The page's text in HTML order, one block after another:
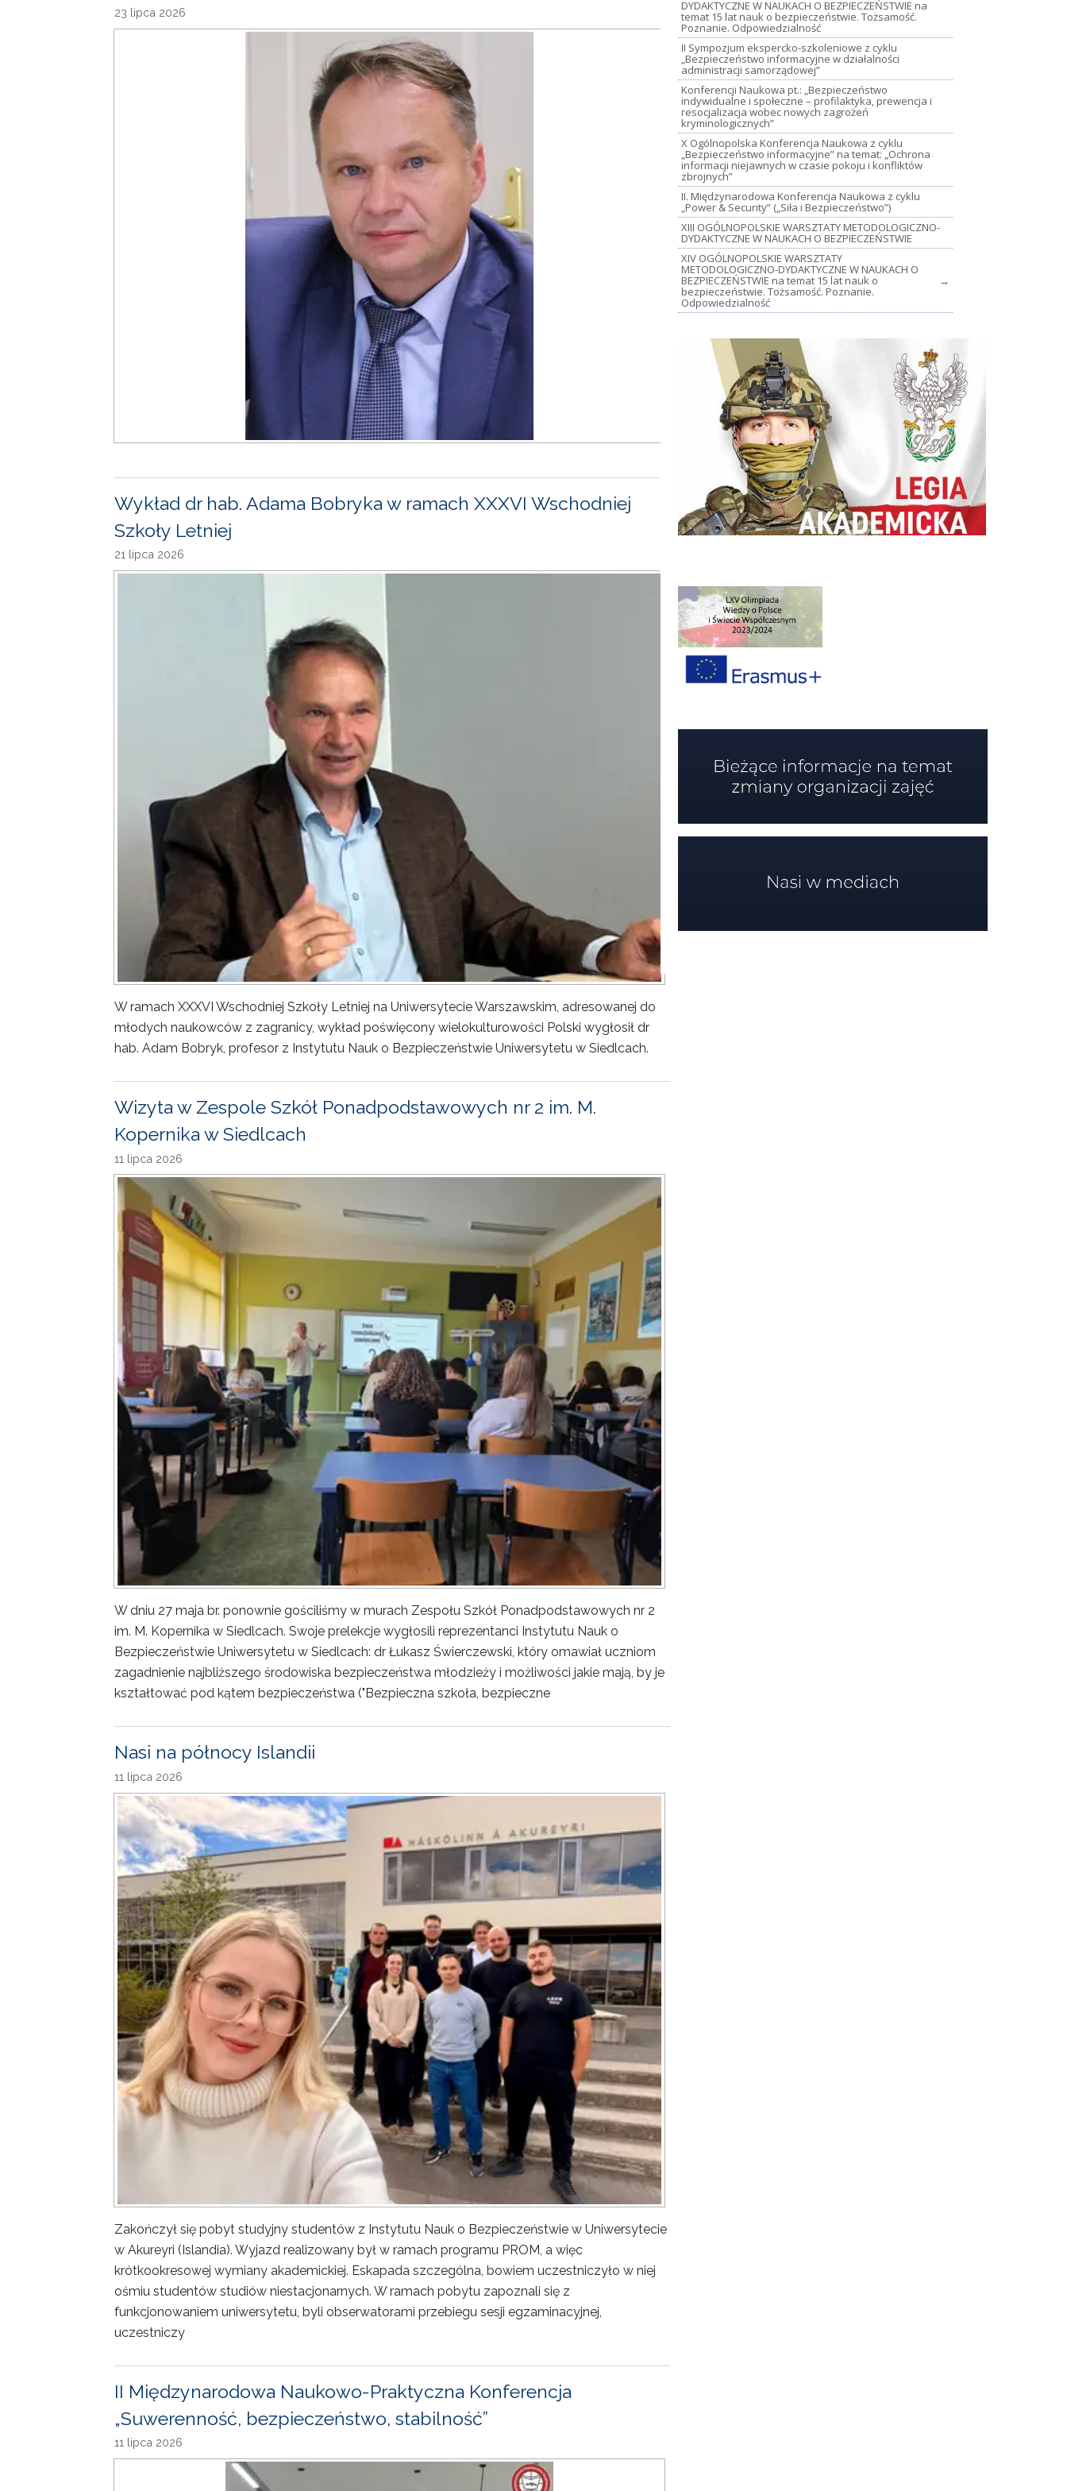
23 lipca 2026
Wykład dr hab. Adama Bobryka w ramach XXXVI Wschodniej
Szkoły Letniej
21 lipca 2026
W ramach XXXVI Wschodniej Szkoły Letniej na Uniwersytecie Warszawskim, adresowanej do
młodych naukowców z zagranicy, wykład poświęcony wielokulturowości Polski wygłosił dr
hab. Adam Bobryk, profesor z Instytutu Nauk o Bezpieczeństwie Uniwersytetu w Siedlcach.
Wizyta w Zespole Szkół Ponadpodstawowych nr 2 im. M.
Kopernika w Siedlcach
11 lipca 2026
W dniu 27 maja br. ponownie gościliśmy w murach Zespołu Szkół Ponadpodstawowych nr 2
im. M. Kopernika w Siedlcach. Swoje prelekcje wygłosili reprezentanci Instytutu Nauk o
Bezpieczeństwie Uniwersytetu w Siedlcach: dr Łukasz Świerczewski, który omawiał uczniom
zagadnienie najbliższego środowiska bezpieczeństwa młodzieży i możliwości jakie mają, by je
kształtować pod kątem bezpieczeństwa ("Bezpieczna szkoła, bezpieczne
Nasi na północy Islandii
11 lipca 2026
Zakończył się pobyt studyjny studentów z Instytutu Nauk o Bezpieczeństwie w Uniwersytecie
w Akureyri (Islandia). Wyjazd realizowany był w ramach programu PROM, a więc
krótkookresowej wymiany akademickiej. Eskapada szczególna, bowiem uczestniczyło w niej
ośmiu studentów studiów niestacjonarnych. W ramach pobytu zapoznali się z
funkcjonowaniem uniwersytetu, byli obserwatorami przebiegu sesji egzaminacyjnej,
uczestniczy
II Międzynarodowa Naukowo-Praktyczna Konferencja
„Suwerenność, bezpieczeństwo, stabilność”
11 lipca 2026
DYDAKTYCZNE W NAUKACH O BEZPIECZEŃSTWIE na
temat 15 lat nauk o bezpieczeństwie. Tożsamość.
Poznanie. Odpowiedzialność
II Sympozjum ekspercko-szkoleniowe z cyklu
„Bezpieczeństwo informacyjne w działalności
administracji samorządowej”
Konferencji Naukowa pt.: „Bezpieczeństwo
indywidualne i społeczne – profilaktyka, prewencja i
resocjalizacja wobec nowych zagrożeń
kryminologicznych”
X Ogólnopolska Konferencja Naukowa z cyklu
„Bezpieczeństwo informacyjne” na temat: „Ochrona
informacji niejawnych w czasie pokoju i konfliktów
zbrojnych”
II. Międzynarodowa Konferencja Naukowa z cyklu
„Power & Security” („Siła i Bezpieczeństwo”)
XIII OGÓLNOPOLSKIE WARSZTATY METODOLOGICZNO-
DYDAKTYCZNE W NAUKACH O BEZPIECZEŃSTWIE
XIV OGÓLNOPOLSKIE WARSZTATY
METODOLOGICZNO-DYDAKTYCZNE W NAUKACH O
BEZPIECZEŃSTWIE na temat 15 lat nauk o
bezpieczeństwie. Tożsamość. Poznanie.
Odpowiedzialność
→